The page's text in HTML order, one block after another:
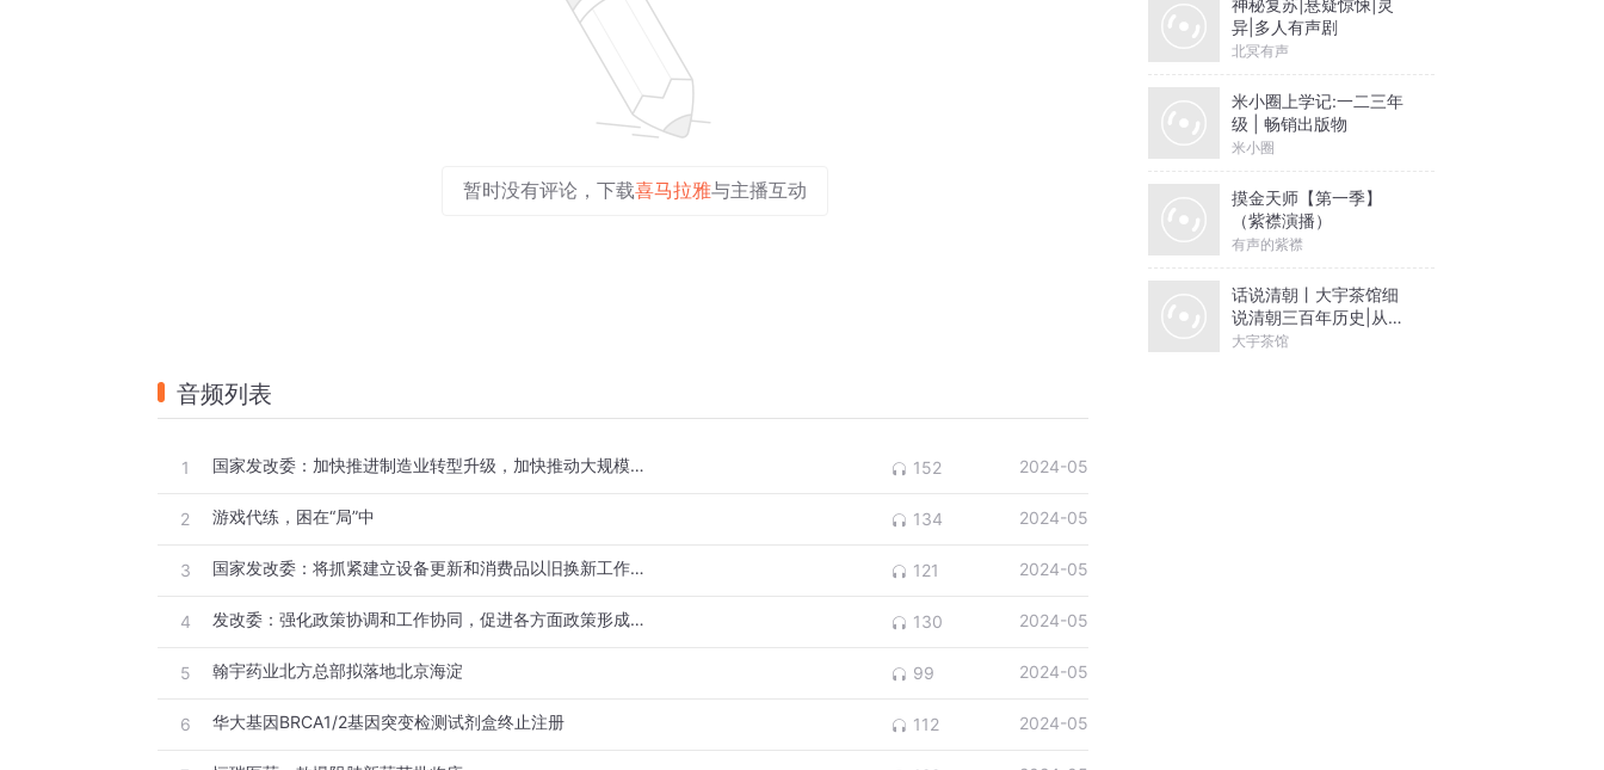
刘森说，购买代练服务的买家一般被称为“老板”，而代练也分为游戏代练和陪玩。前者主要是代练登录“老板”的账
号代打，后者则是用自己的号与“老板”的号组队，带领“老板”升级。目前刘森主要业务是陪玩，“因为收费会高一点
刘森每天从同事那儿“领单”，通常一打就是十几个小时。期间除了跟游戏队友喊战术术语，几乎不再跟人说话。挨
开始网恋。对方经常会在逛街买东西之前向他抱怨钱不够，他每次都会询问对方缺多少钱，然后把钱转过去，“认
后来，网恋对象与那个代练分手，后者到网上花几万元购买了“挽回女友辅导”的课。类似的例子在代练圈还有很
多。
后白天补补觉。”
白热化的竞争
刘森成为代练之前，在家乡某汽车配件厂打了两个月工。那是刘保天跟他沟通数次，劝他接受的工作。
暂时没有评论，下载喜马拉雅与主播互动
音频列表
1 国家发改委：加快推进制造业转型升级，加快推动大规模设备更新 152 2024-05
2 游戏代练，困在“局”中 134 2024-05
3 国家发改委：将抓紧建立设备更新和消费品以旧换新工作机制 121 2024-05
4 发改委：强化政策协调和工作协同，促进各方面政策形成组合效应 130 2024-05
5 翰宇药业北方总部拟落地北京海淀 99 2024-05
6 华大基因BRCA1/2基因突变检测试剂盒终止注册 112 2024-05
异|多人有声剧
北冥有声
米小圈上学记:一二三年
级 | 畅销出版物
米小圈
摸金天师【第一季】
（紫襟演播）
有声的紫襟
话说清朝丨大宇茶馆细
说清朝三百年历史|从努
尔哈赤到末代皇帝溥仪|
大宇茶馆